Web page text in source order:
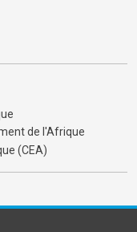
de l'Afrique
(CEA)